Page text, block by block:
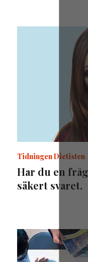
Tidningen Dietisten
Har du en
säkert svaret.